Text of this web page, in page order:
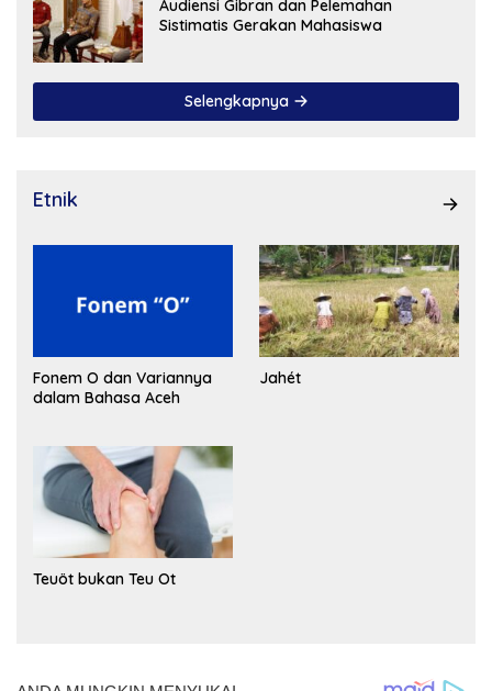
Audiensi Gibran dan Pelemahan
Sistimatis Gerakan Mahasiswa
Selengkapnya
Etnik
Fonem O dan Variannya
dalam Bahasa Aceh
Jahét
Teuöt bukan Teu Ot